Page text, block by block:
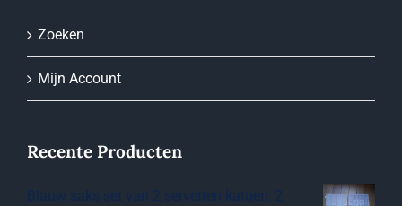
Zoeken
Mijn Account
Recente Producten
Blauw saks set van 2 servetten katoen, 2